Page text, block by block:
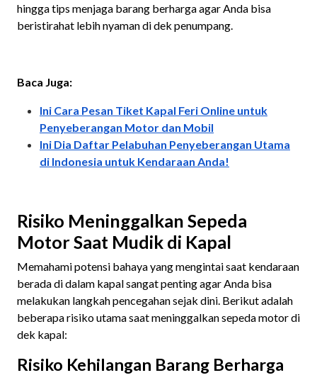
hingga tips menjaga barang berharga agar Anda bisa
beristirahat lebih nyaman di dek penumpang.
Baca Juga:
Ini Cara Pesan Tiket Kapal Feri Online untuk
Penyeberangan Motor dan Mobil
Ini Dia Daftar Pelabuhan Penyeberangan Utama
di Indonesia untuk Kendaraan Anda!
Risiko Meninggalkan Sepeda
Motor Saat Mudik di Kapal
Memahami potensi bahaya yang mengintai saat kendaraan
berada di dalam kapal sangat penting agar Anda bisa
melakukan langkah pencegahan sejak dini. Berikut adalah
beberapa risiko utama saat meninggalkan sepeda motor di
dek kapal:
Risiko Kehilangan Barang Berharga